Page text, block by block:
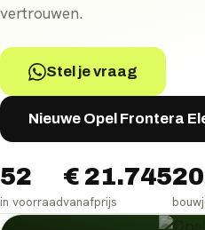
vertrouwen.
Stel je vraag
Nieuwe Opel Frontera
52
in voorraad
€ 21.745
vanafprijs
Opel Frontera Electric